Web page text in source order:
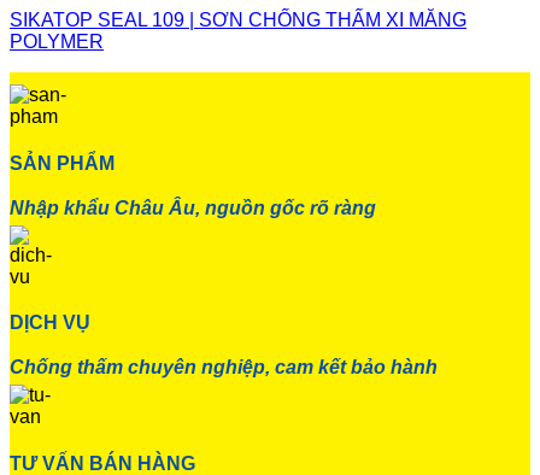
SIKATOP SEAL 109 | SƠN CHỐNG THẤM XI MĂNG
POLYMER
SẢN PHẨM
Nhập khẩu Châu Âu, nguồn gốc rõ ràng
DỊCH VỤ
Chống thấm chuyên nghiệp, cam kết bảo hành
TƯ VẤN BÁN HÀNG